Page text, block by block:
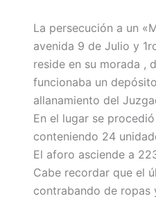
La persecución a un
avenida 9 de Julio y
reside en su morada ,
funcionaba un
allanamiento del
En el lugar se
conteniendo 24
El aforo asciende a
Cabe recordar que el
contrabando de ropas